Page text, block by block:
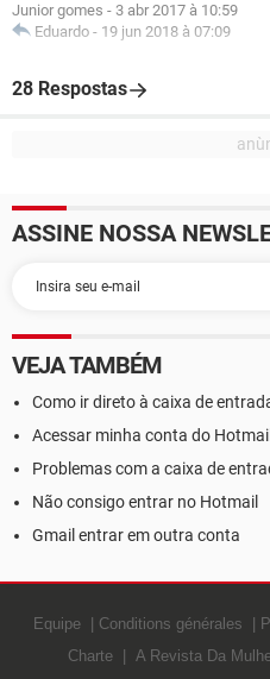
Junior gomes - 3 abr 2017 à 10:59
Eduardo - 19 jun 2018 à 07:09
28 Respostas
ASSINE NOSSA
VEJA TAMBÉM
Como ir direto à caixa de
Acessar minha conta do Hotmail
Problemas com a caixa de
Não consigo entrar no Hotmail
Gmail entrar em outra conta
Equipe Conditions générales
Charte
A Revista Da